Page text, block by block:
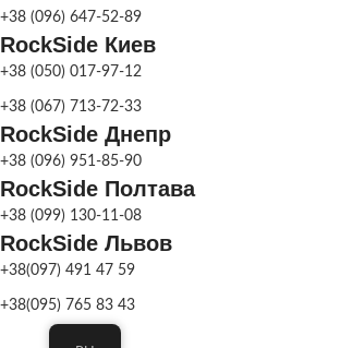
+38 (096) 647-52-89
RockSide Киев
+38 (050) 017-97-12
+38 (067) 713-72-33
RockSide Днепр
+38 (096) 951-85-90
RockSide Полтава
+38 (099) 130-11-08
RockSide Львов
+38(097) 491 47 59
+38(095) 765 83 43